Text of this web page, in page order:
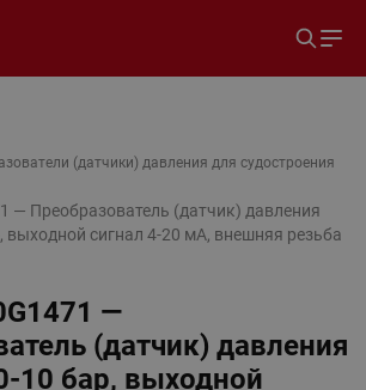
(датчики) давления для судостроения
— Преобразователь (датчик) давления
выходной сигнал 4-20 мА, внешняя резьба
—
(датчик) давления
10 бар, выходной